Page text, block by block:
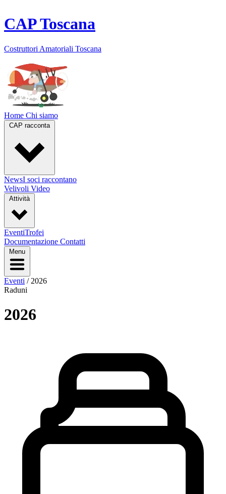
CAPToscana
Costruttori Amatoriali Toscana
Home Chi siamo
NewsI soci raccontano
Velivoli Video
EventiTrofei
Documentazione Contatti
Eventi / 2026
Raduni
2026